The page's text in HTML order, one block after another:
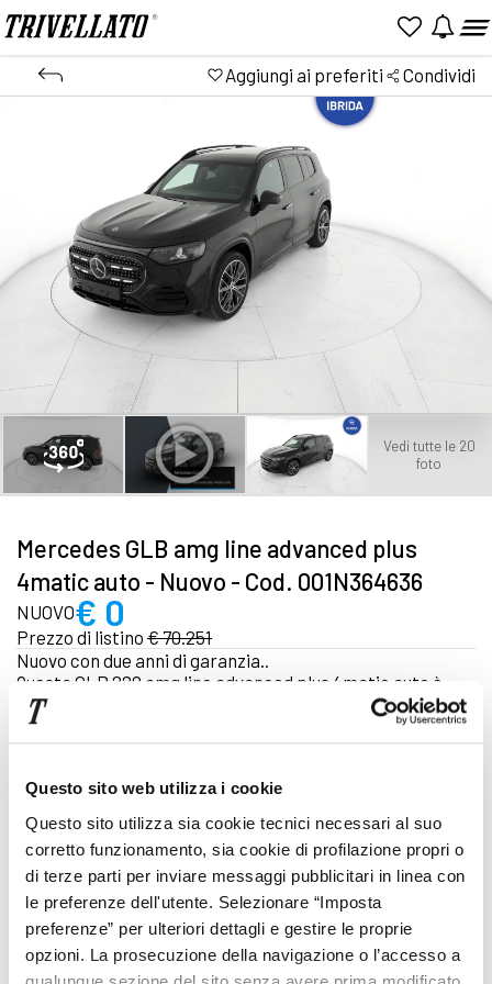
Questo sito web utilizza i cookie
Questo sito utilizza sia cookie tecnici necessari al suo
corretto funzionamento, sia cookie di profilazione propri o
di terze parti per inviare messaggi pubblicitari in linea con
le preferenze dell'utente. Selezionare “Imposta
preferenze” per ulteriori dettagli e gestire le proprie
opzioni. La prosecuzione della navigazione o l’accesso a
Aggiungi ai preferiti Condividi
Vedi tutte le 20
foto
Mercedes GLB amg line advanced plus
4matic auto - Nuovo - Cod. 001N364636
NUOVO€ 0
Prezzo di listino € 70.251
Nuovo con due anni di garanzia..
Questa GLB 220 amg line advanced plus 4matic auto è
prenotabile subito con acconto di €250.
due anni di garanzia.
IPT esclusa | IVA inclusa (IVA esposta)
Automatico
Ibrido
Cod. 001N364636
Pronta consegna